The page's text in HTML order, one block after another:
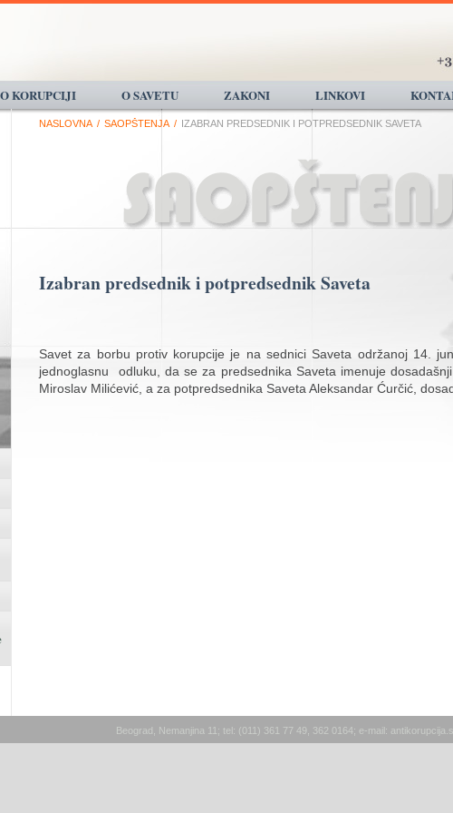
O KORUPCIJI O SAVETU ZAKONI LINKOVI
NASLOVNA / SAOPŠTENJA / IZABRAN PREDSEDNIK I POTPREDSEDNIK SAVETA
Izabran predsednik i potpredsednik Saveta
Savet za borbu protiv korupcije je na sednici Saveta održanoj 14.
jednoglasnu odluku, da se za predsednika Saveta imenuje
Miroslav Milićević, a za potpredsednika Saveta Aleksandar Ćurčić,
Beograd, Nemanjina 11; tel: (011) 361 77 49, 362 0164; e-mail: